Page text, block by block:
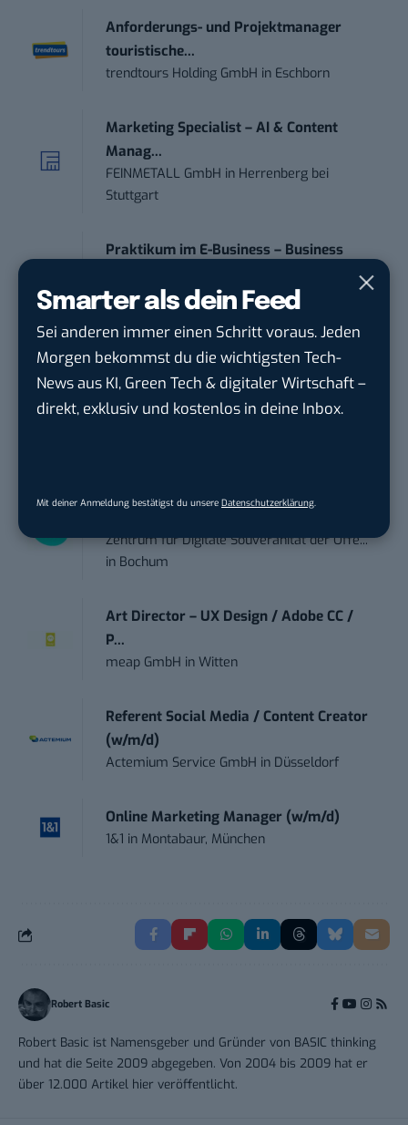
Smarter als dein Feed
Sei anderen immer einen Schritt voraus. Jeden
Morgen bekommst du die wichtigsten Tech-
News aus KI, Green Tech & digitaler Wirtschaft –
direkt, exklusiv und kostenlos in deine Inbox.
Mit deiner Anmeldung bestätigst du unsere Datenschutzerklärung.
Anforderungs- und Projektmanager
touristische...
trendtours Holding GmbH in Eschborn
Marketing Specialist – AI & Content
Manag...
FEINMETALL GmbH in Herrenberg bei
Stuttgart
Praktikum im E-Business – Business
Liebherr-Hausgeräte Ochsenhausen GmbH
Praktikant*in – Social Media
Management...
Garados Swimwear – MWN Holding GmbH
Community Manager:in Open Source
Zentrum für Digitale Souveränität der Öffe...
in Bochum
Art Director – UX Design / Adobe CC /
P...
meap GmbH inWitten
Referent Social Media / Content Creator
(w/m/d)
Actemium Service GmbH in Düsseldorf
Online Marketing Manager (w/m/d)
1&1 in Montabaur, München
Robert Basic
Robert Basic ist Namensgeber und Gründer von BASIC thinking
und hat die Seite 2009 abgegeben. Von 2004 bis 2009 hat er
über 12.000 Artikel hier veröffentlicht.